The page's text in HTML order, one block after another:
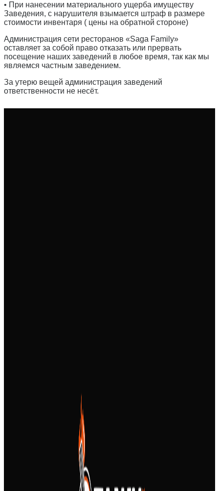
• При нанесении материального ущерба имуществу
Заведения, с нарушителя взымается штраф в размере
стоимости инвентаря ( цены на обратной стороне)
Администрация сети ресторанов «Saga Family»
оставляет за собой право отказать или прервать
посещение наших заведений в любое время, так как мы
являемся частным заведением.
За утерю вещей администрация заведений
ответственности не несёт.